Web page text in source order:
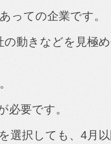
っての企業です。
の動きなどを見極
必要です。
選択しても、 4月